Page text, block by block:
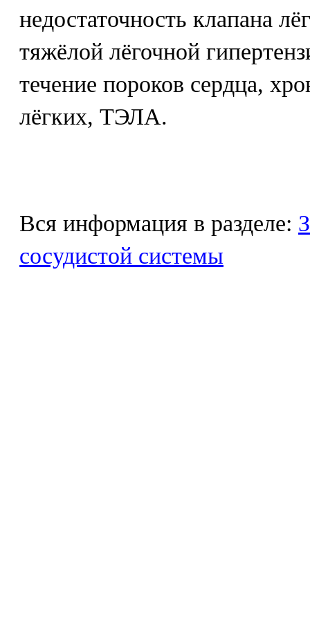
недостаточность клапана
тяжёлой лёгочной
течение пороков сердца,
лёгких, ТЭЛА.
Вся информация в разделе:
сосудистой системы